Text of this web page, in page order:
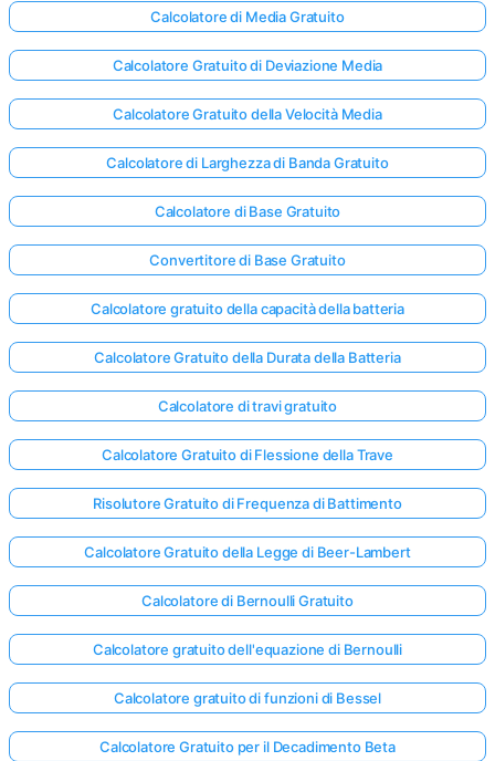
Calcolatore di Media Gratuito
Calcolatore Gratuito di Deviazione Media
Calcolatore Gratuito della Velocità Media
Calcolatore di Larghezza di Banda Gratuito
Calcolatore di Base Gratuito
Convertitore di Base Gratuito
Calcolatore gratuito della capacità della batteria
Calcolatore Gratuito della Durata della Batteria
Calcolatore di travi gratuito
Calcolatore Gratuito di Flessione della Trave
Risolutore Gratuito di Frequenza di Battimento
Calcolatore Gratuito della Legge di Beer-Lambert
Calcolatore di Bernoulli Gratuito
Calcolatore gratuito dell'equazione di Bernoulli
Calcolatore gratuito di funzioni di Bessel
Calcolatore Gratuito per il Decadimento Beta